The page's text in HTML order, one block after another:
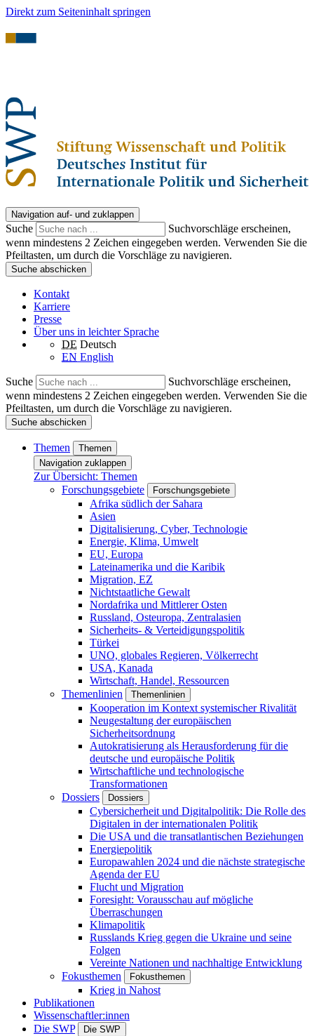
Direkt zum Seiteninhalt springen
Navigation auf- und zuklappen
Suche
Suchvorschläge erscheinen,
wenn mindestens 2 Zeichen eingegeben werden. Verwenden Sie die
Pfeiltasten, um durch die Vorschläge zu navigieren.
Suche abschicken
Kontakt
Karriere
Presse
Über uns in leichter Sprache
DE Deutsch
EN English
Suche
Suchvorschläge erscheinen,
wenn mindestens 2 Zeichen eingegeben werden. Verwenden Sie die
Pfeiltasten, um durch die Vorschläge zu navigieren.
Suche abschicken
Themen
Themen
Navigation zuklappen
Zur Übersicht: Themen
Forschungsgebiete
Forschungsgebiete
Afrika südlich der Sahara
Asien
Digitalisierung, Cyber, Technologie
Energie, Klima, Umwelt
EU, Europa
Lateinamerika und die Karibik
Migration, EZ
Nichtstaatliche Gewalt
Nordafrika und Mittlerer Osten
Russland, Osteuropa, Zentralasien
Sicherheits- & Verteidigungspolitik
Türkei
UNO, globales Regieren, Völkerrecht
USA, Kanada
Wirtschaft, Handel, Ressourcen
Themenlinien
Themenlinien
Kooperation im Kontext systemischer Rivalität
Neugestaltung der europäischen
Sicherheitsordnung
Autokratisierung als Herausforderung für die
deutsche und europäische Politik
Wirtschaftliche und technologische
Transformationen
Dossiers
Dossiers
Cybersicherheit und Digitalpolitik: Die Rolle des
Digitalen in der internationalen Politik
Die USA und die transatlantischen Beziehungen
Energiepolitik
Europawahlen 2024 und die nächste strategische
Agenda der EU
Flucht und Migration
Foresight: Vorausschau auf mögliche
Überraschungen
Klimapolitik
Russlands Krieg gegen die Ukraine und seine
Folgen
Vereinte Nationen und nachhaltige Entwicklung
Fokusthemen
Fokusthemen
Krieg in Nahost
Publikationen
Wissenschaftler:innen
Die SWP
Die SWP